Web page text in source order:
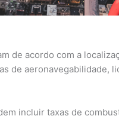
de acordo com a
de aeronavegabilidade,
incluir taxas de